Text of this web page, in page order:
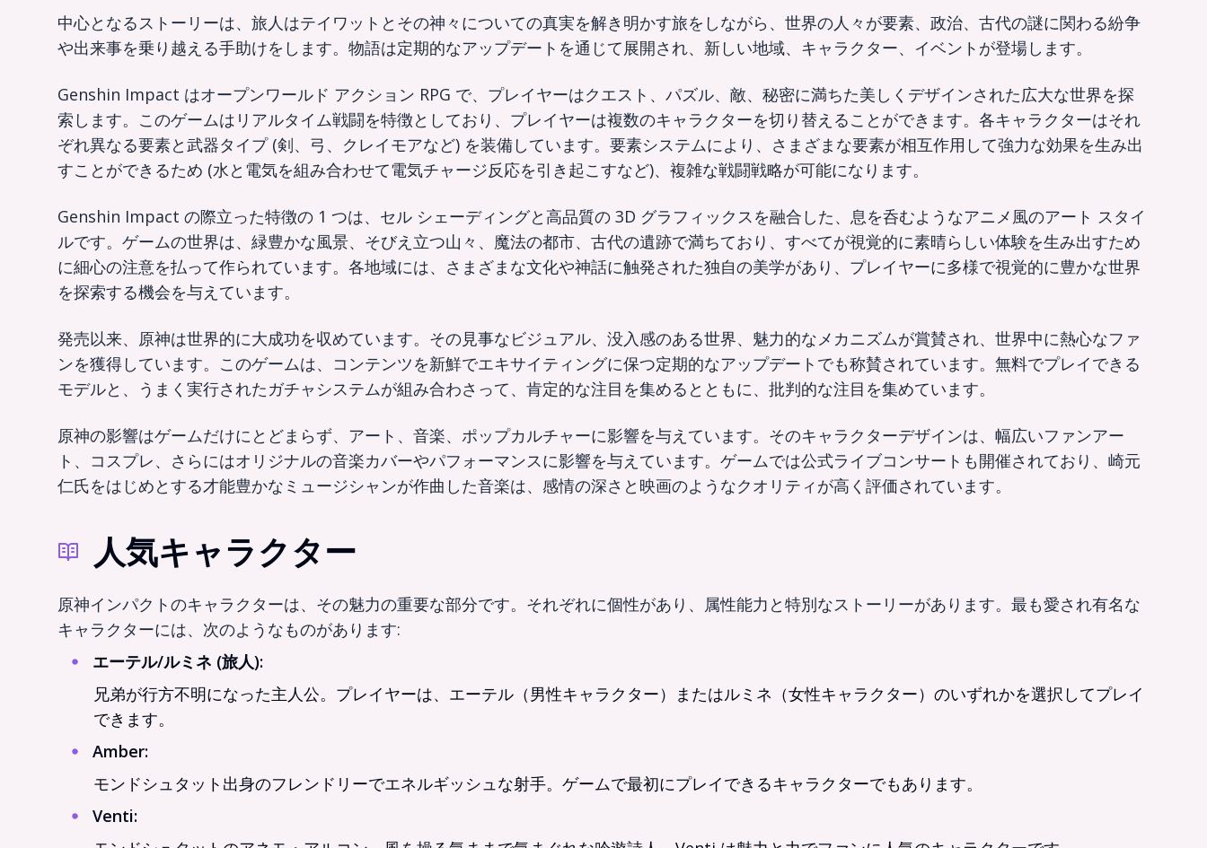
中心となるストーリーは、旅人はテイワットとその神々についての真実を解き明かす旅をしながら、世界の人々が要素、政治、古代の謎に関わる紛争
や出来事を乗り越える手助けをします。物語は定期的なアップデートを通じて展開され、新しい地域、キャラクター、イベントが登場します。
Genshin Impact はオープンワールド アクション RPG で、プレイヤーはクエスト、パズル、敵、秘密に満ちた美しくデザインされた広大な世界を探
索します。このゲームはリアルタイム戦闘を特徴としており、プレイヤーは複数のキャラクターを切り替えることができます。各キャラクターはそれ
ぞれ異なる要素と武器タイプ (剣、弓、クレイモアなど) を装備しています。要素システムにより、さまざまな要素が相互作用して強力な効果を生み出
すことができるため (水と電気を組み合わせて電気チャージ反応を引き起こすなど)、複雑な戦闘戦略が可能になります。
Genshin Impact の際立った特徴の 1 つは、セル シェーディングと高品質の 3D グラフィックスを融合した、息を呑むようなアニメ風のアート スタイ
ルです。ゲームの世界は、緑豊かな風景、そびえ立つ山々、魔法の都市、古代の遺跡で満ちており、すべてが視覚的に素晴らしい体験を生み出すため
に細心の注意を払って作られています。各地域には、さまざまな文化や神話に触発された独自の美学があり、プレイヤーに多様で視覚的に豊かな世界
を探索する機会を与えています。
発売以来、原神は世界的に大成功を収めています。その見事なビジュアル、没入感のある世界、魅力的なメカニズムが賞賛され、世界中に熱心なファ
ンを獲得しています。このゲームは、コンテンツを新鮮でエキサイティングに保つ定期的なアップデートでも称賛されています。無料でプレイできる
モデルと、うまく実行されたガチャシステムが組み合わさって、肯定的な注目を集めるとともに、批判的な注目を集めています。
原神の影響はゲームだけにとどまらず、アート、音楽、ポップカルチャーに影響を与えています。そのキャラクターデザインは、幅広いファンアー
ト、コスプレ、さらにはオリジナルの音楽カバーやパフォーマンスに影響を与えています。ゲームでは公式ライブコンサートも開催されており、崎元
仁氏をはじめとする才能豊かなミュージシャンが作曲した音楽は、感情の深さと映画のようなクオリティが高く評価されています。
人気キャラクター
原神インパクトのキャラクターは、その魅力の重要な部分です。それぞれに個性があり、属性能力と特別なストーリーがあります。最も愛され有名な
キャラクターには、次のようなものがあります:
エーテル/ルミネ (旅人):
兄弟が行方不明になった主人公。プレイヤーは、エーテル（男性キャラクター）またはルミネ（女性キャラクター）のいずれかを選択してプレイ
できます。
Amber:
モンドシュタット出身のフレンドリーでエネルギッシュな射手。ゲームで最初にプレイできるキャラクターでもあります。
Venti: